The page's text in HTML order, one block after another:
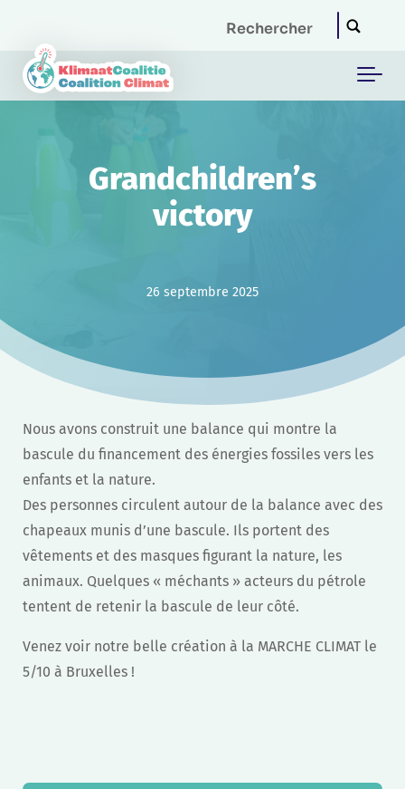
Grandchildren’s
victory
26 septembre 2025
Nous avons construit une balance qui montre la
bascule du financement des énergies fossiles vers les
enfants et la nature.
Des personnes circulent autour de la balance avec des
chapeaux munis d’une bascule. Ils portent des
vêtements et des masques figurant la nature, les
animaux. Quelques « méchants » acteurs du pétrole
tentent de retenir la bascule de leur côté.
Venez voir notre belle création à la MARCHE CLIMAT le
5/10 à Bruxelles !